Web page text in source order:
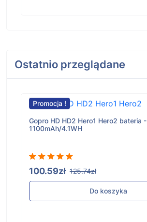
Ostatnio przeglądane
Promocja !
Gopro HD HD2 Hero1 Hero2 bateria -
1100mAh/4.1WH
100.59zł 125.74zł
Do koszyka